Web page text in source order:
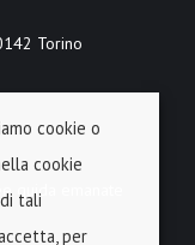
Torino
emanate
cookie o
cookie
tali
per